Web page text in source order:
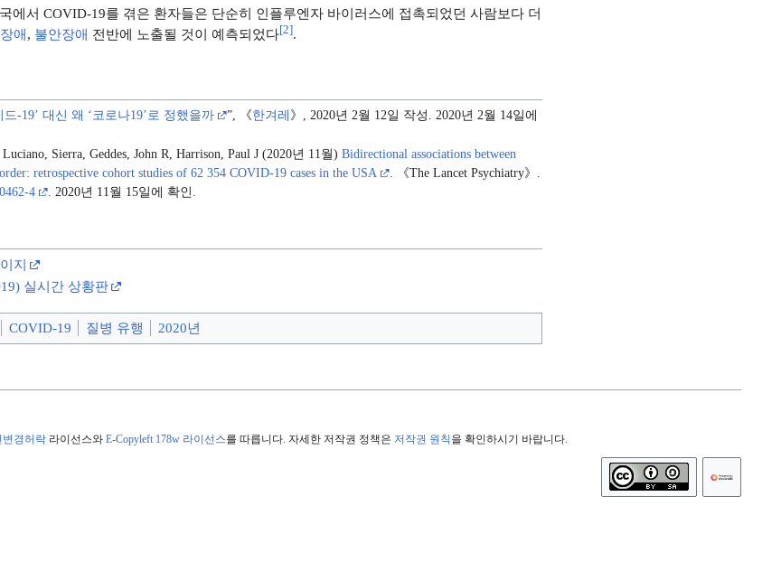
에서 COVID-19를 겪은 환자들은 단순히 인플루엔자 바이러스에 접촉되었던 사람보다 더
애 , 불안장애 전반에 노출될 것이 예측되었다[2].
드-19’ 대신 왜 ‘코로나19’로 정했을까 ”, 《한겨레 》, 2020년 2월 12일 작성. 2020년 2월 14일에
Sierra, Geddes, John R, Harrison, Paul J (2020년 11월)Bidirectional associations between
retrospective cohort studies of 62 354 COVID-19 cases in the USA
. 《The Lancet Psychiatry》.
4 . 2020년 11월 15일에 확인.
지
실시간 상황판
COVID-19 질병 유행 2020년
변경허락 라이선스와 E-Copyleft 178w 라이선스를 따릅니다. 자세한 저작권 정책은 저작권 원칙을 확인하시기 바랍니다.